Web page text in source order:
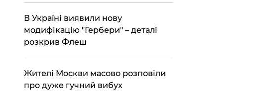
В Україні виявили нову
модифікацію "Гербери" – деталі
розкрив Флеш
Жителі Москви масово розповіли
про дуже гучний вибух